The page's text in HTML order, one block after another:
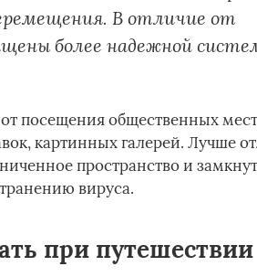
В отличие от
более надежной
посещения общественных
картинных галерей. Лучше
пространство и
вируса.
при путешествии